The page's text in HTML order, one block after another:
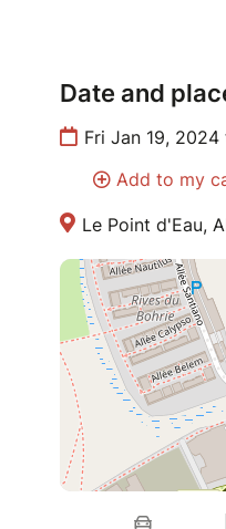
Date and
Fri Jan 19,
Add to my
Le Point d'Eau,